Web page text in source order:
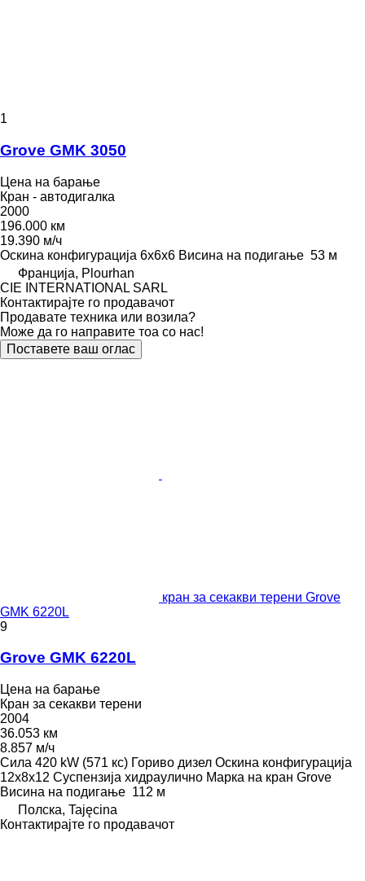
1
Grove GMK 3050
Цена на барање
Кран - автодигалка
2000
196.000 км
19.390 м/ч
Оскина конфигурација 6x6x6 Висина на подигање 53 м
Франција, Plourhan
CIE INTERNATIONAL SARL
Контактирајте го продавачот
Продавате техника или возила?
Може да го направите тоа со нас!
Поставете ваш оглас
кран за секакви терени Grove
GMK 6220L
9
Grove GMK 6220L
Цена на барање
Кран за секакви терени
2004
36.053 км
8.857 м/ч
Сила 420 kW (571 кс) Гориво дизел Оскина конфигурација
12x8x12 Суспензија хидраулично Марка на кран Grove
Висина на подигање 112 м
Полска, Tajęcina
Контактирајте го продавачот